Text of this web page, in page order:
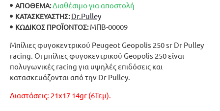
Μπίλιες φυγοκεντρικού Peugeot Geopolis 250 sr Dr Pulley
racing. Οι μπίλιες φυγοκεντρικού Geopolis 250 είναι
πολυγωνικές racing για υψηλές επιδόσεις και
κατασκευάζονται από την Dr Pulley.
Διαστάσεις: 21x17 14gr (6Τεμ).
ΑΠΟΘΕΜΑ:Διαθέσιμο για αποστολή
ΚΑΤΑΣΚΕΥΑΣΤΉΣ: Dr.Pulley
ΚΩΔΙΚΌΣ ΠΡΟΪΌΝΤΟΣ: ΜΠΒ-00009